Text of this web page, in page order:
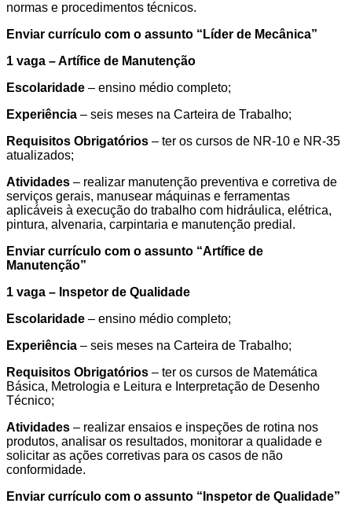
normas e procedimentos técnicos.
Enviar currículo com o assunto “ Líder de Mecânica”
1 vaga – Artífice de Manutenção
Escolaridade – ensino médio completo;
Experiência – seis meses na Carteira de Trabalho;
Requisitos Obrigatórios – ter os cursos de NR-10 e NR-35
atualizados;
Atividades – realizar manutenção preventiva e corretiva de
serviços gerais, manusear máquinas e ferramentas
aplicáveis à execução do trabalho com hidráulica, elétrica,
pintura, alvenaria, carpintaria e manutenção predial.
Enviar currículo com o assunto “Artífice de
Manutenção”
1 vaga – Inspetor de Qualidade
Escolaridade – ensino médio completo;
Experiência – seis meses na Carteira de Trabalho;
Requisitos Obrigatórios – ter os cursos de Matemática
Básica, Metrologia e Leitura e Interpretação de Desenho
Técnico;
Atividades – realizar ensaios e inspeções de rotina nos
produtos, analisar os resultados, monitorar a qualidade e
solicitar as ações corretivas para os casos de não
conformidade.
Enviar currículo com o assunto “ Inspetor de Qualidade”